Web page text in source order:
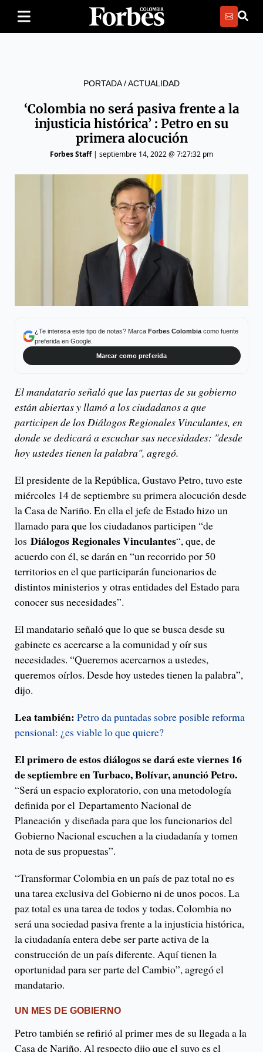
PORTADA/ACTUALIDAD
‘Colombia no será pasiva frente a la
injusticia histórica’ : Petro en su
primera alocución
Forbes Staff| septiembre 14, 2022 @ 7:27:32 pm
¿Te interesa este tipo de notas? Marca Forbes Colombiacomo fuente
preferida en Google.
Marcar como preferida
El mandatario señaló que las puertas de su gobierno
están abiertas y llamó a los ciudadanos a que
participen de los Diálogos Regionales Vinculantes, en
donde se dedicará a escuchar sus necesidades: "desde
hoy ustedes tienen la palabra", agregó.
El presidente de la República, Gustavo Petro, tuvo este
miércoles 14 de septiembre su primera alocución desde
la Casa de Nariño. En ella el jefe de Estado hizo un
llamado para que los ciudadanos participen “de
los Diálogos Regionales Vinculantes“, que, de
acuerdo con él, se darán en “un recorrido por 50
territorios en el que participarán funcionarios de
distintos ministerios y otras entidades del Estado para
conocer sus necesidades”.
El mandatario señaló que lo que se busca desde su
gabinete es acercarse a la comunidad y oír sus
necesidades. “Queremos acercarnos a ustedes,
queremos oírlos. Desde hoy ustedes tienen la palabra”,
dijo.
Lea también: Petro da puntadas sobre posible reforma
pensional: ¿es viable lo que quiere?
El primero de estos diálogos se dará este viernes 16
de septiembre en Turbaco, Bolívar, anunció Petro.
“Será un espacio exploratorio, con una metodología
definida por el Departamento Nacional de
Planeación y diseñada para que los funcionarios del
Gobierno Nacional escuchen a la ciudadanía y tomen
nota de sus propuestas”.
“Transformar Colombia en un país de paz total no es
una tarea exclusiva del Gobierno ni de unos pocos. La
paz total es una tarea de todos y todas. Colombia no
será una sociedad pasiva frente a la injusticia histórica,
la ciudadanía entera debe ser parte activa de la
construcción de un país diferente. Aquí tienen la
oportunidad para ser parte del Cambio”, agregó el
mandatario.
UN MES DE GOBIERNO
Petro también se refirió al primer mes de su llegada a la
Casa de Nariño. Al respecto dijo que el suyo es el